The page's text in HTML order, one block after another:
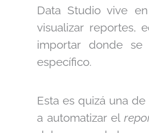
Data Studio vive
visualizar reportes,
importar donde
específico.
Esta es quizá una
a automatizar el